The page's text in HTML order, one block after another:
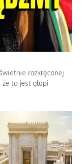
rozkręconej
to jest głupi